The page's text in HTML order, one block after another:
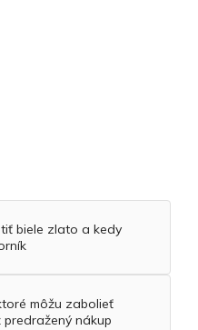
biele zlato a kedy
môžu zabolieť
predražený nákup